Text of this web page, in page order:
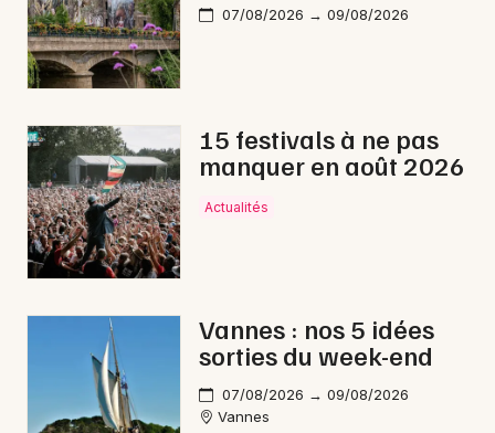
56 - Morbihan
Choisir mes départements
Mon email
07/08/2026 → 09/08/2026
15 festivals à ne pas
manquer en août 2026
Actualités
Vannes : nos 5 idées
sorties du week-end
07/08/2026 → 09/08/2026
Vannes